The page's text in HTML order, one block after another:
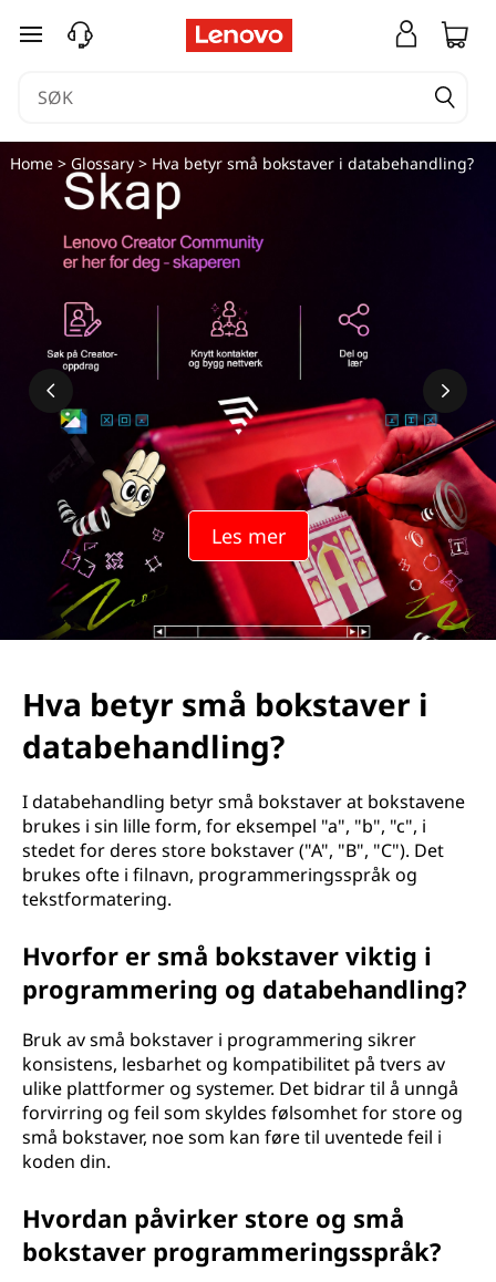
gå til hovedinnhold
Les mer
Home> Glossary> Hva betyr små bokstaver i databehandling?
Hva betyr små bokstaver i
databehandling?
I databehandling betyr små bokstaver at bokstavene
brukes i sin lille form, for eksempel "a", "b", "c", i
stedet for deres store bokstaver ("A", "B", "C"). Det
brukes ofte i filnavn, programmeringsspråk og
tekstformatering.
Hvorfor er små bokstaver viktig i
programmering og databehandling?
Bruk av små bokstaver i programmering sikrer
konsistens, lesbarhet og kompatibilitet på tvers av
ulike plattformer og systemer. Det bidrar til å unngå
forvirring og feil som skyldes følsomhet for store og
små bokstaver, noe som kan føre til uventede feil i
koden din.
Hvordan påvirker store og små
bokstaver programmeringsspråk?